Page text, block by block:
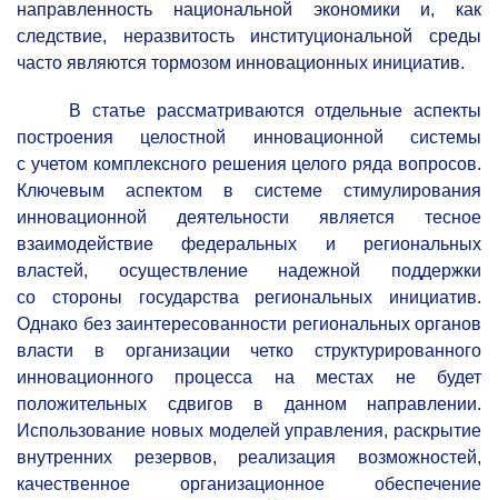
направленность национальной экономики и, как
следствие, неразвитость институциональной среды
часто являются тормозом инновационных инициатив.
В статье рассматриваются отдельные аспекты
построения целостной инновационной системы
с учетом комплексного решения целого ряда вопросов.
Ключевым аспектом в системе стимулирования
инновационной деятельности является тесное
взаимодействие федеральных и региональных
властей, осуществление надежной поддержки
со стороны государства региональных инициатив.
Однако без заинтересованности региональных органов
власти в организации четко структурированного
инновационного процесса на местах не будет
положительных сдвигов в данном направлении.
Использование новых моделей управления, раскрытие
внутренних резервов, реализация возможностей,
качественное организационное обеспечение